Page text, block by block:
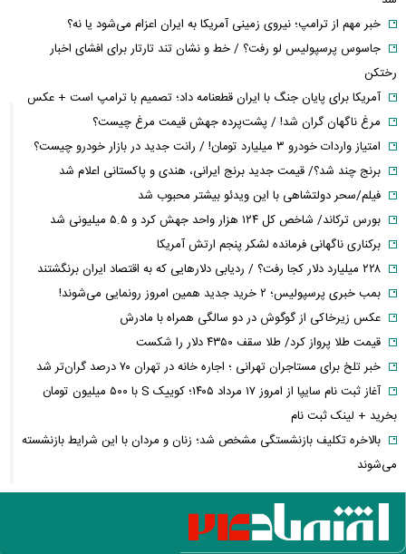
خبر مهم از ترامپ؛ نیروی زمینی آمریکا به ایران اعزام می‌شود یا نه؟
جاسوس پرسپولیس لو رفت؟ / خط و نشان تند تارتار برای افشای اخبار
رختکن
آمریکا برای پایان جنگ با ایران قطعنامه داد؛ تصمیم با ترامپ است + عکس
مرغ ناگهان گران شد! / پشت‌پرده جهش قیمت مرغ چیست؟
امتیاز واردات خودرو ۳ میلیارد تومان! / رانت جدید در بازار خودرو چیست؟
برنج چند شد؟/ قیمت جدید برنج ایرانی، هندی و پاکستانی اعلام شد
فیلم/سحر دولتشاهی با این ویدئو بیشتر محبوب شد
بورس ترکاند/ شاخص کل ۱۲۴ هزار واحد جهش کرد و ۵.۵ میلیونی شد
برکناری ناگهانی فرمانده لشکر پنجم ارتش آمریکا
۲۲۸ میلیارد دلار کجا رفت؟ / ردیابی دلارهایی که به اقتصاد ایران برنگشتند
بمب خبری پرسپولیس؛ ۲ خرید جدید همین امروز رونمایی می‌شوند!
عکس زیرخاکی از گوگوش در دو سالگی همراه با مادرش
قیمت طلا پرواز کرد/ طلا سقف ۴۳۵۰ دلار را شکست
خبر تلخ برای مستاجران تهرانی ؛ اجاره خانه در تهران ۷۰ درصد گران‌تر شد
آغاز ثبت نام سایپا از امروز ۱۷ مرداد ۱۴۰۵؛ کوییک S با ۵۰۰ میلیون تومان
بخرید + لینک ثبت نام
بالاخره تکلیف بازنشستگی مشخص شد؛ زنان و مردان با این شرایط بازنشسته
می‌شوند
فیلم/واکنش نعیمه نظام‌دوست از بغل کردن دختری با استایل پسرانه
بازداشت دو جراح زیبایی قلابی که حوصله درس خواندن نداشتند!
سپاه بیانیه جدید داد؛ روایت شکست ترامپ در جنگ با ایران